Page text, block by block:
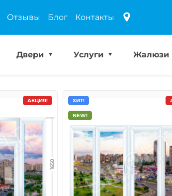
Отзывы Блог Контакты
Двери Услуги Жалюзи
АКЦИЯ! ХИТ!
NEW!